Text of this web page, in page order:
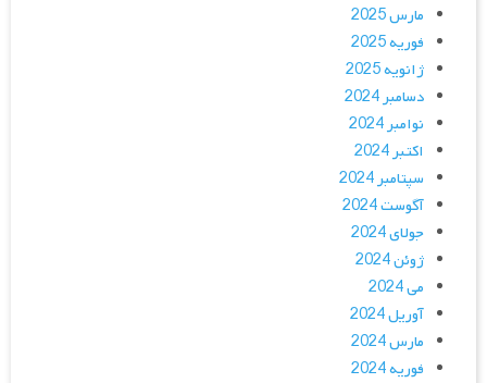
مارس 2025
فوریه 2025
ژانویه 2025
دسامبر 2024
نوامبر 2024
اکتبر 2024
سپتامبر 2024
آگوست 2024
جولای 2024
ژوئن 2024
می 2024
آوریل 2024
مارس 2024
فوریه 2024